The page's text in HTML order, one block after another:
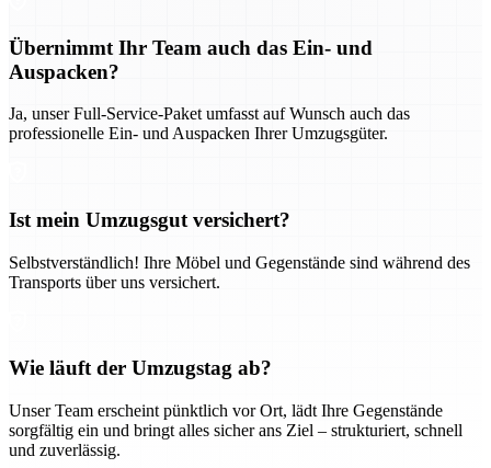
Übernimmt Ihr Team auch das Ein- und
Auspacken?
Ja, unser Full-Service-Paket umfasst auf Wunsch auch das
professionelle Ein- und Auspacken Ihrer Umzugsgüter.
Ist mein Umzugsgut versichert?
Selbstverständlich! Ihre Möbel und Gegenstände sind während des
Transports über uns versichert.
Wie läuft der Umzugstag ab?
Unser Team erscheint pünktlich vor Ort, lädt Ihre Gegenstände
sorgfältig ein und bringt alles sicher ans Ziel – strukturiert, schnell
und zuverlässig.